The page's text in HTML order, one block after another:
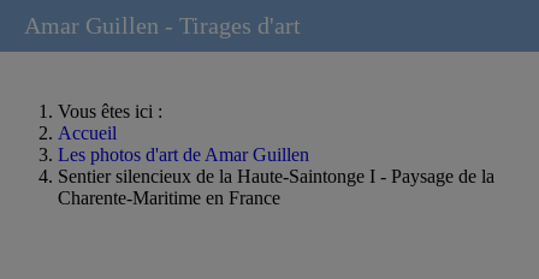
Vous êtes ici :
Accueil
Les photos d'art de Amar Guillen
Sentier silencieux de la Haute-Saintonge I - Paysage de la
Charente-Maritime en France
Amar Guillen - Tirages d'art